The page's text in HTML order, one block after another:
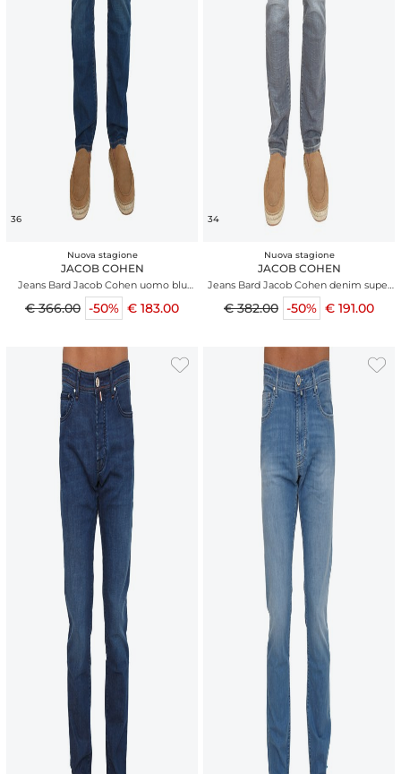
36
Nuova stagione
JACOB COHEN
Jeans Bard Jacob Cohen uomo blu
colony
€ 366.00 -50% € 183.00
34
Nuova stagione
JACOB COHEN
Jeans Bard Jacob Cohen denim super
stretch grigio
€ 382.00 -50% € 191.00